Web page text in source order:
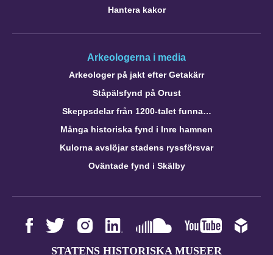
Hantera kakor
Arkeologerna i media
Arkeologer på jakt efter Getakärr
Ståpälsfynd på Orust
Skeppsdelar från 1200-talet funna…
Många historiska fynd i Inre hamnen
Kulorna avslöjar stadens ryssförsvar
Oväntade fynd i Skälby
STATENS HISTORISKA MUSEER